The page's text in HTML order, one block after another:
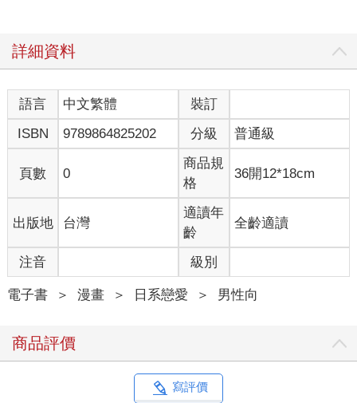
詳細資料
語言 中文繁體
裝訂
ISBN
9789864825202 分級 普通級
頁數 0
商品規
格
36開12*18cm
出版地 台灣
適讀年
齡
全齡適讀
注音 級別
電子書 ＞ 漫畫 ＞ 日系戀愛 ＞ 男性向
商品評價
寫評價